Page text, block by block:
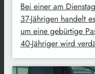
Bei einer am
37-Jährigen handelt
um eine gebürtige
40-Jähriger wird